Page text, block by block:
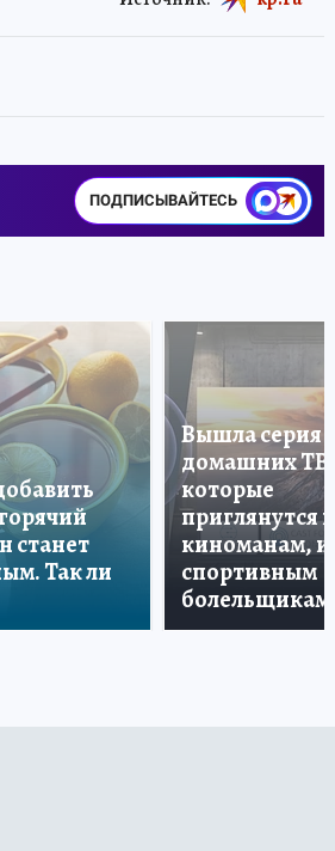
ПОДПИСЫВАЙТЕСЬ
станет
Так ли
Вышла серия
домашних ТВ,
которые
приглянутся и
киноманам, и
спортивным
болельщикам